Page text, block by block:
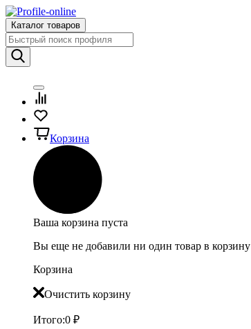
Каталог товаров
Корзина
Ваша корзина пуста
Вы еще не добавили ни один товар в корзину
Корзина
Очистить корзину
Итого:0 ₽